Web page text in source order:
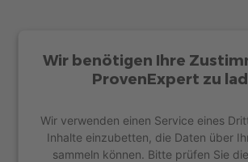
Wir benötigen Ihre
ProvenExpert zu
Wir verwenden einen Service eines
Inhalte einzubetten, die Daten über
sammeln können. Bitte prüfen Sie